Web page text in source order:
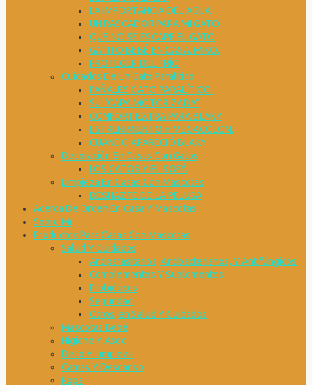
LA IMPORTANCIA DEL AGUA
UN RASCADOR PARA MI GATO
QUE NO SE ESCAPE EL GATO
GATITO BEBÉ EN CASA. MIKO.
PROTEGER DEL FRÍO
Cuidados De Un Gato Paralítico
PAÑALES GATO PARALÍTICO.
SU “CAPA MOTORIZADA”
CONFORT EXTRA PARA BLAKY
ESTREÑIMIENTO Y MEGACÓLON.
CUANDO APARECIÓ BLAKY
Decoración En Casas Con Gatos
LOS GATOS Y EL SOFÁ
Limpieza En Casas Con Mascotas
DESHAZTE DE LA PELUSA
Acerca De Orden En Casa Y Mascotas
Sobre Mi
Productos Para Casas Con Mascotas
Salud Y Cuidados
Antiparasitarios, Antibacterianos, Y Antifúngicos
Complementos Y Suplementos
Probióticos
Seguridad
Otros, en Salud Y Cuidados
Mascotas Bebé
Higiene Y Aseo
Deco Y Limpieza
Camas Y Descanso
Ropa